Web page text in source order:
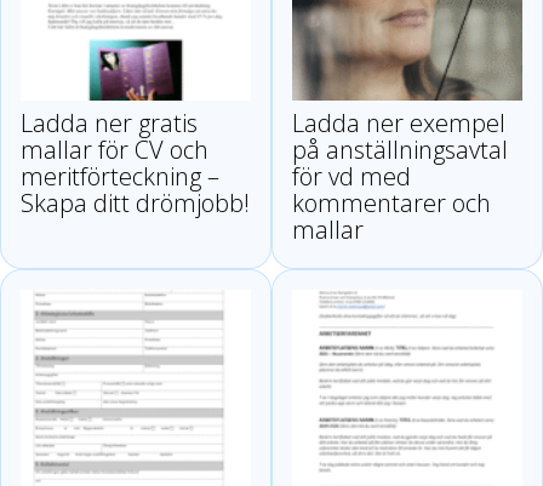
Ladda ner gratis
mallar för CV och
meritförteckning –
Skapa ditt drömjobb!
Ladda ner exempel
på anställningsavtal
för vd med
kommentarer och
mallar